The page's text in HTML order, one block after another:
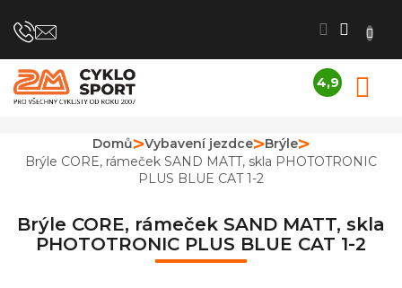
na
4,9
je
4,9
Domů Vybavení jezdce
Brýle
Brýle CORE, rámeček SAND MATT, skla PHOTOTRONIC
PLUS BLUE CAT 1-2
Brýle CORE, rámeček SAND MATT, skla
PHOTOTRONIC PLUS BLUE CAT 1-2